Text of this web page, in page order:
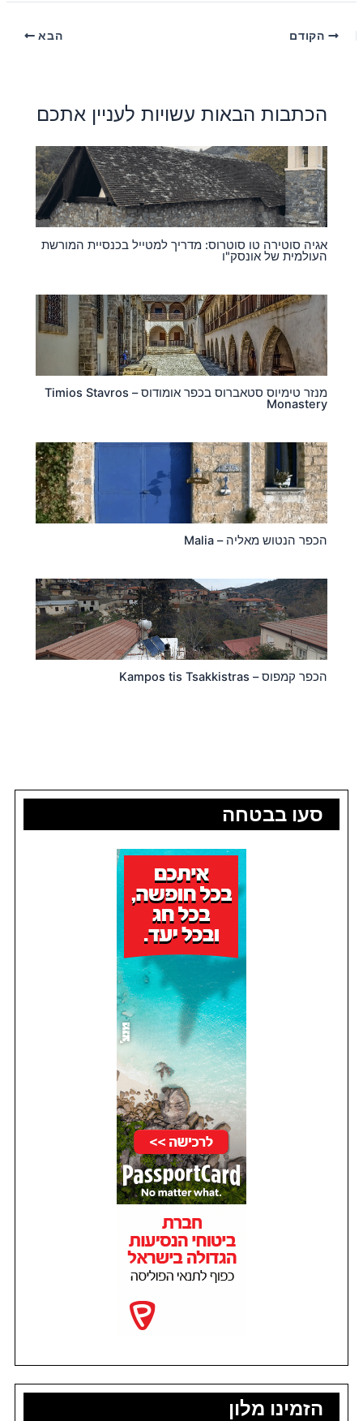
סעו בבטחה
הזמינו מלון
הקודם הבא
הכתבות הבאות עשויות לעניין אתכם
אגיה סוטירה טו סוטרוס: מדריך למטייל בכנסיית המורשת
העולמית של אונסק"ו
מנזר טימיוס סטאברוס בכפר אומודוס – Timios Stavros
Monastery
הכפר הנטוש מאליה – Malia
הכפר קמפוס – Kampos tis Tsakkistras